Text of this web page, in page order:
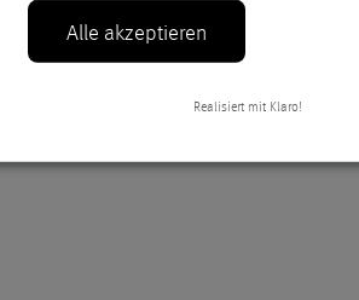
Alle akzeptieren
Realisiert mit Klaro!